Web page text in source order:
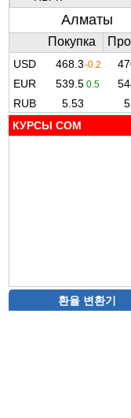
КУРСЫ COM
환율 변환기